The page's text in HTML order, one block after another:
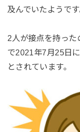
及んでいたようです
2人が接点を持った
で2021年7月25日
とされています。